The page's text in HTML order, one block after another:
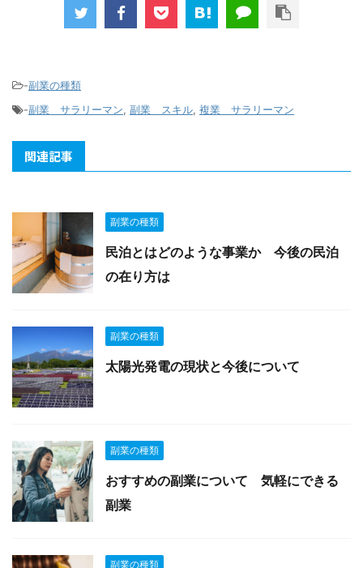
-副業の種類
-副業 サラリーマン, 副業 スキル, 複業 サラリーマン
関連記事
副業の種類
民泊とはどのような事業か 今後の民泊
の在り方は
副業の種類
太陽光発電の現状と今後について
副業の種類
おすすめの副業について 気軽にできる
副業
副業の種類